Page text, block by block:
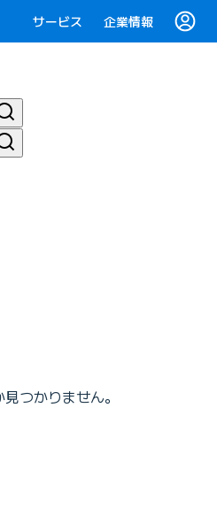
サービス 企業情報
つかりません。